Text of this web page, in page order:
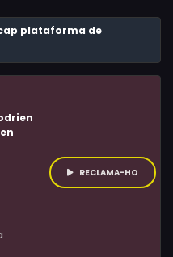
plataforma de
RECLAMA-HO